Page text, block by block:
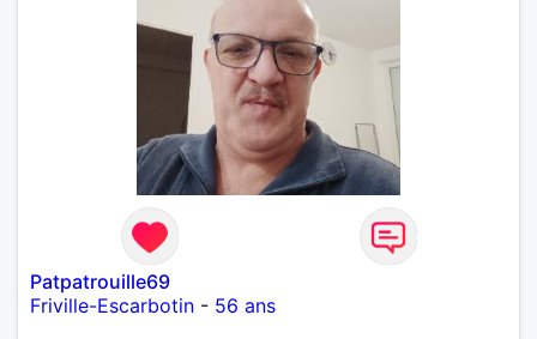
Patpatrouille69
Friville-Escarbotin - 56 ans